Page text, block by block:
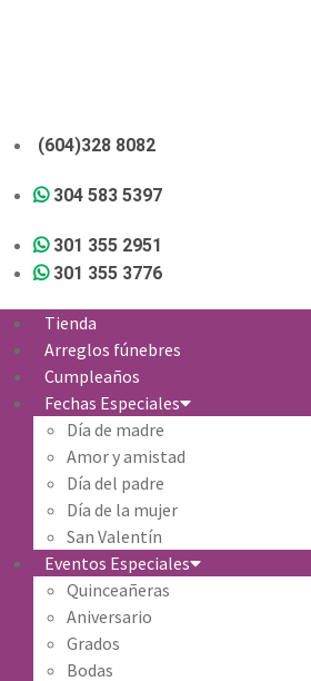
(604)328 8082
304 583 5397
301 355 2951
301 355 3776
Tienda
Arreglos fúnebres
Cumpleaños
Fechas Especiales
Día de madre
Amor y amistad
Día del padre
Día de la mujer
San Valentín
Eventos Especiales
Quinceañeras
Aniversario
Grados
Bodas